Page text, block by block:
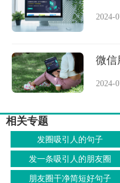
2024-
微信
2024-
相关专题
发圈吸引人的句子
发一条吸引人的朋友圈
朋友圈干净简短好句子